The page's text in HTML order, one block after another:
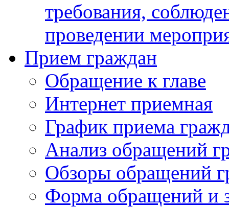
требования,
проведении
Прием граждан
Обращение к главе
Интернет приемная
График приема
Анализ обращений
Обзоры обращений
Форма обращений и